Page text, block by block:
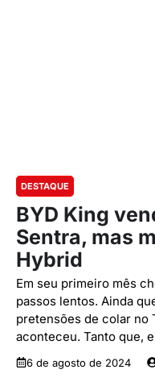
DESTAQUE
BYD King
Sentra, mas
Hybrid
Em seu primeiro mês
passos lentos. Ainda
pretensões de colar no
aconteceu. Tanto que,
6 de agosto de 2024